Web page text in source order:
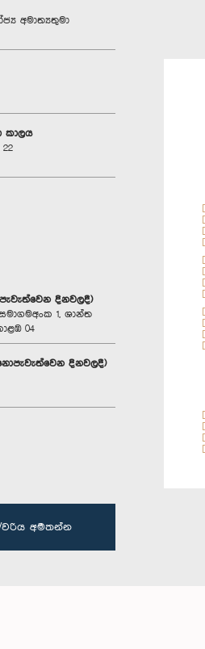
අමාත්‍යතුමා
කාලය
දිනවලදී)
1, ශාන්ත
04
දිනවලදී)
වරිය අමතන්න